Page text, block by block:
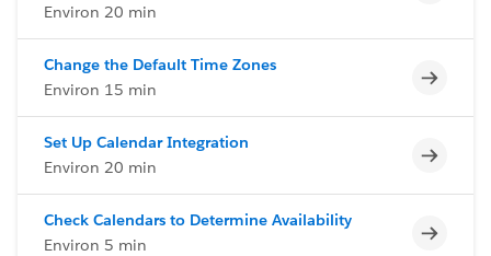
Environ 20 min
Change the Default Time Zones
Environ 15 min
Set Up Calendar Integration
Environ 20 min
Check Calendars to Determine Availability
Environ 5 min